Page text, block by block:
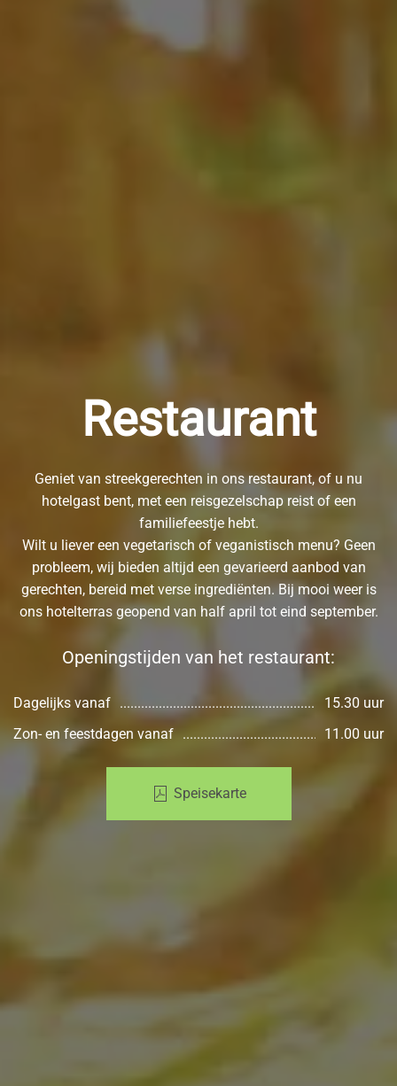
Restaurant
Geniet van streekgerechten in ons restaurant, of u nu
hotelgast bent, met een reisgezelschap reist of een
familiefeestje hebt.
Wilt u liever een vegetarisch of veganistisch menu? Geen
probleem, wij bieden altijd een gevarieerd aanbod van
gerechten, bereid met verse ingrediënten. Bij mooi weer is
ons hotelterras geopend van half april tot eind september.
Openingstijden van het restaurant:
Dagelijks vanaf
15.30 uur
Zon- en feestdagen vanaf
11.00 uur
Speisekarte